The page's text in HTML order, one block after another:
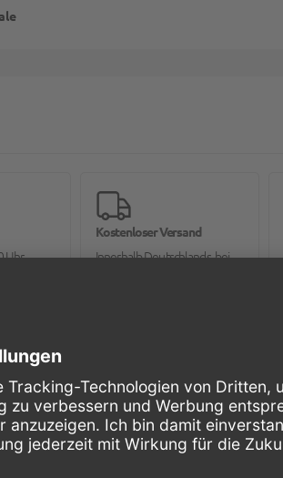
Uhr,
Kostenloser Versand
Innerhalb Deutschlands, bei